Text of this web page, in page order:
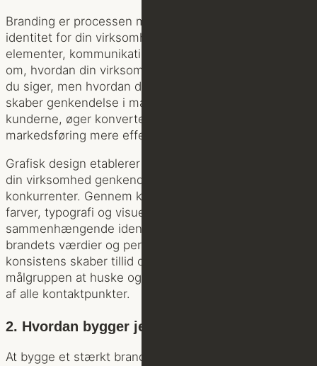
Branding er processen med at opbygge en samlet
identitet for din virksomhed gennem visuelle
elementer, kommunikation og værdier. Det handler
om, hvordan din virksomhed opfattes – ikke kun hvad
du siger, men hvordan du opleves. Et stærkt brand
skaber genkendelse i markedet, opbygger tillid hos
kunderne, øger konverteringsrater og gør din
markedsføring mere effektiv
Grafisk design etablerer den visuelle signatur der gør
din virksomhed genkendelig og differentierer dig fra
konkurrenter. Gennem konsistent anvendelse af logo,
farver, typografi og visuelle elementer opbygger du en
sammenhængende identitet der kommunikerer
brandets værdier og personlighed. Denne visuelle
konsistens skaber tillid og gør det lettere for
målgruppen at huske og genkende dit brand på tværs
af alle kontaktpunkter.
2. Hvordan bygger jeg et stærkt brand?
At bygge et stærkt brand kræver en struktureret